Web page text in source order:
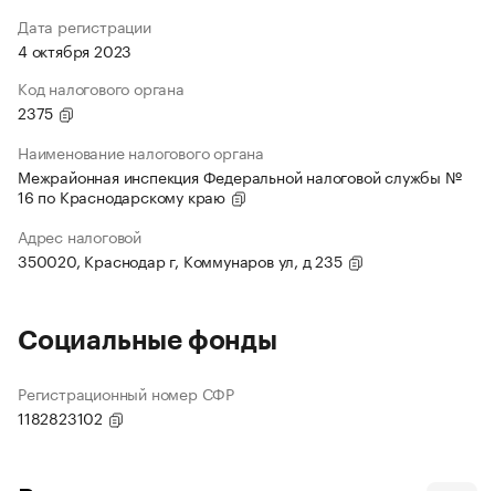
Дата регистрации
4 октября 2023
Код налогового органа
2375
Наименование налогового органа
Межрайонная инспекция Федеральной налоговой службы №
16 по Краснодарскому краю
Адрес налоговой
350020, Краснодар г, Коммунаров ул, д 235
Социальные фонды
Регистрационный номер СФР
1182823102